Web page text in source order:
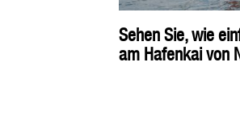
Sehen Sie, wie
am Hafenkai von